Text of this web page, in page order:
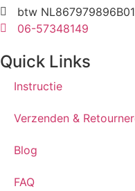
btw NL867979896B01
06-57348149
Quick Links
Instructie
Verzenden &
Blog
FAQ